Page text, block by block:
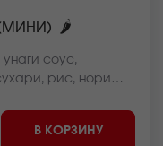
🌶
соус,
рис, нори
В КОРЗИНУ